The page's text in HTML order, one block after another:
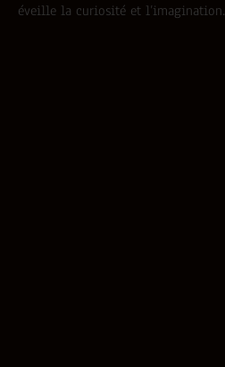
éveille la curiosité et l’imagination.